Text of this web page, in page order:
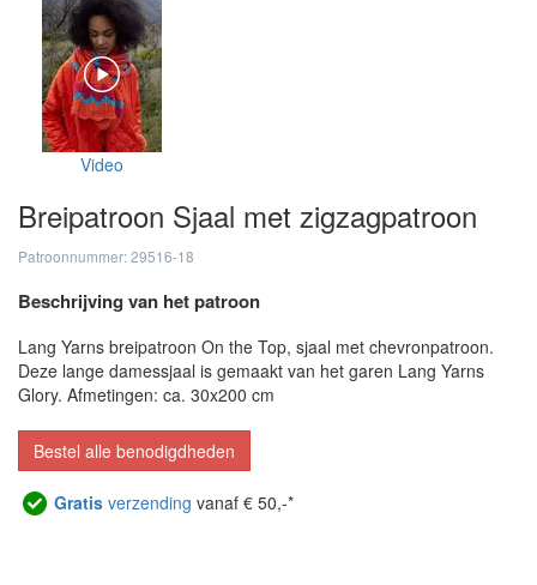
Video
Breipatroon Sjaal met zigzagpatroon
Patroonnummer: 29516-18
Beschrijving van het patroon
Lang Yarns breipatroon On the Top, sjaal met chevronpatroon.
Deze lange damessjaal is gemaakt van het garen Lang Yarns
Glory. Afmetingen: ca. 30x200 cm
Bestel alle benodigdheden
Gratis verzending vanaf € 50,-*